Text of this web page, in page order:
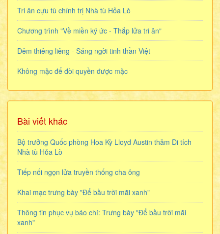
Tri ân cựu tù chính trị Nhà tù Hỏa Lò
Chương trình "Về miền ký ức - Thắp lửa tri ân"
Đêm thiêng liêng - Sáng ngời tinh thần Việt
Không mặc để đòi quyền được mặc
Bài viết khác
Bộ trưởng Quốc phòng Hoa Kỳ Lloyd Austin thăm Di tích
Nhà tù Hỏa Lò
Tiếp nối ngọn lửa truyền thống cha ông
Khai mạc trưng bày "Để bầu trời mãi xanh"
Thông tin phục vụ báo chí: Trưng bày "Để bầu trời mãi
xanh"